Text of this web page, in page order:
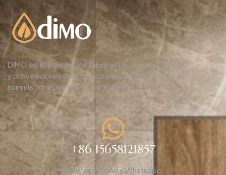
DIMO es el líder de los fabricantes de espejos LED
y proveedores de espejos de baño de hotel, y el
suministro al por mayor cabina de ducha de China.
+86 15658121857
Teléfono móvil y Whatsapp